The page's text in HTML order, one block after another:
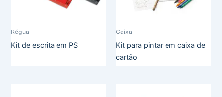
Régua
Kit de escrita em PS
Caixa
Kit para pintar em caixa de
cartão